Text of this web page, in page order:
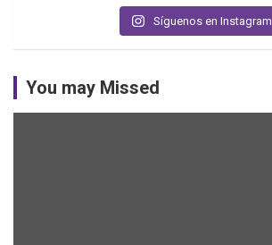
Síguenos en Instagram
You may Missed